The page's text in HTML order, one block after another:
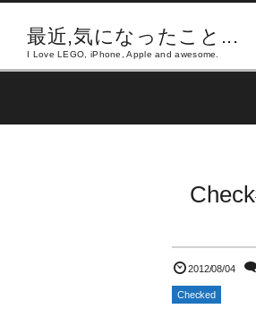
最近,気になったこと...
I Love LEGO, iPhone, Apple and awesome.
2012/08/04
Checked